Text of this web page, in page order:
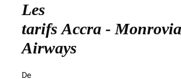
Les
tarifs Accra -
Airways
De